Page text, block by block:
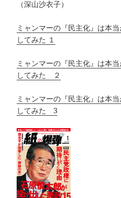
（深山沙衣子）
ミャンマーの『民主化』は本
してみた １
ミャンマーの『民主化』は本
してみた ２
ミャンマーの『民主化』は本
してみた 3